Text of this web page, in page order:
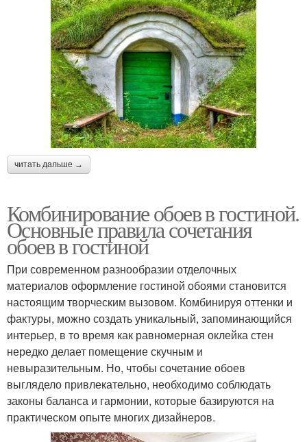
читать дальше →
Комбинирование обоев в гостиной.
Основные правила сочетания
обоев в гостиной
При современном разнообразии отделочных
материалов оформление гостиной обоями становится
настоящим творческим вызовом. Комбинируя оттенки и
фактуры, можно создать уникальный, запоминающийся
интерьер, в то время как равномерная оклейка стен
нередко делает помещение скучным и
невыразительным. Но, чтобы сочетание обоев
выглядело привлекательно, необходимо соблюдать
законы баланса и гармонии, которые базируются на
практическом опыте многих дизайнеров.